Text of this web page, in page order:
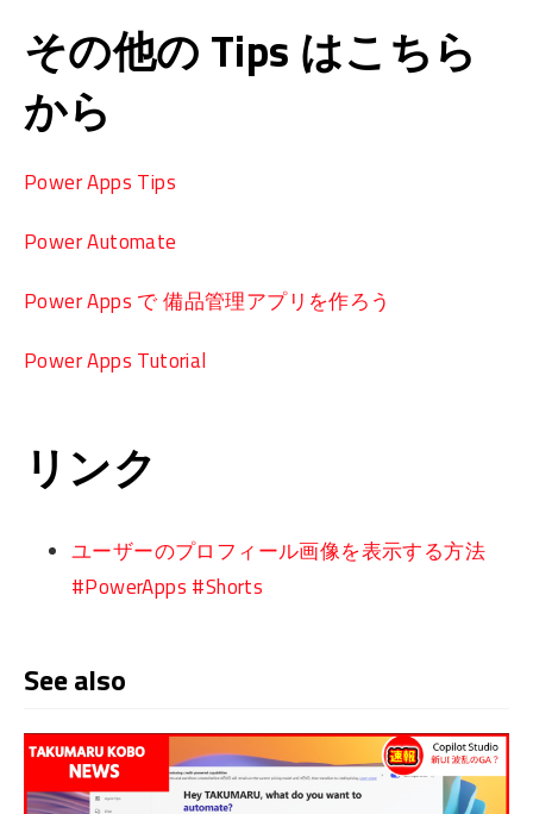
その他の Tips はこちら
から
Power Apps Tips
Power Automate
Power Apps で 備品管理アプリを作ろう
Power Apps Tutorial
リンク
ユーザーのプロフィール画像を表示する方法
#PowerApps #Shorts
See also